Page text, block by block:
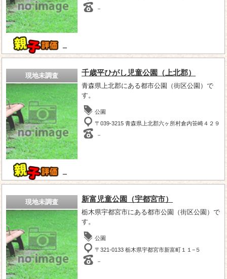
－
－
現地未調査
－
千歳平ひがし児童公園（上北郡）
青森県上北郡にある都市公園（街区公園）で
す。
公園
〒039-3215 青森県上北郡六ヶ所村倉内笹崎４２９
－
現地未調査 新富児童公園（宇都宮市）
栃木県宇都宮市にある都市公園（街区公園）で
す。
公園
〒321-0133 栃木県宇都宮市新富町１１−５
－